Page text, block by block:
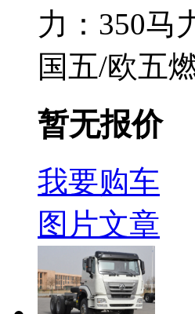
力： 350马
国五/欧五
暂无报价
我要购车
图片文章